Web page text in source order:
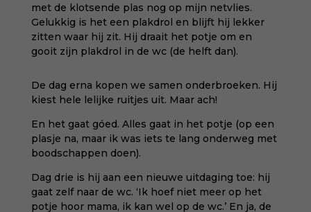
met de klotsende plas nog op mijn netvlies.
Gelukkig is het een plakdrol en blijft hij lekker
zitten waar hij zit. Hij draait het potje om en
gooit zijn plakdrol in de wc (de helft dan).
De dag erna kopen we samen onderbroeken. Hij
kiest hele lelijke ruitjes uit. Maar ach!
En het gaat góed. Alles gaat in het potje (op een
plasje na, maar ik was iets te lang onderweg met
boodschappen doen).
Dag drie is hij aan een nieuwe uitdaging toe: hij
gaat zelf naar de wc. ‘Ik hoef niet meer op het
potje hoor mama, ik kan wel op de wc.’ En ja, de